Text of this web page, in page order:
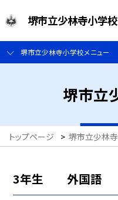
堺市立少林寺小学校
堺市立少林寺小学校メニュー
堺市立
トップページ > 堺市立少林
3年生 外国語